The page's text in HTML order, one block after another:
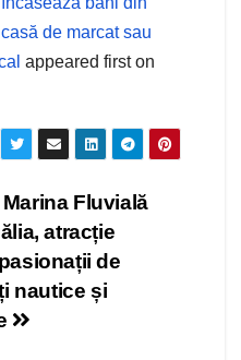
de marcat sau
appeared first on
Marina Fluvială
atracție
de
nautice și